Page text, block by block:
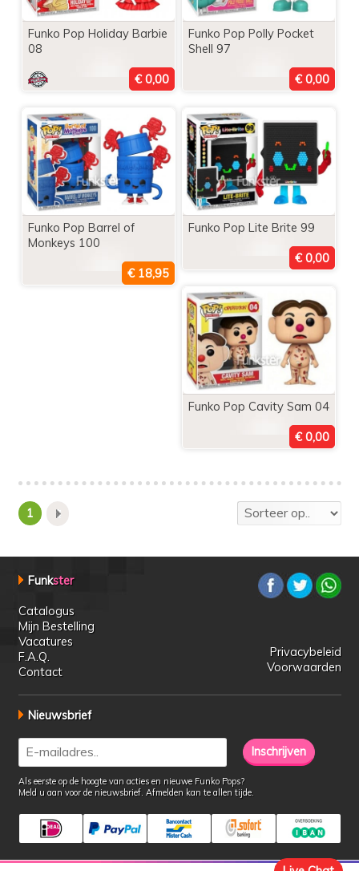
Funko Pop Holiday Barbie
08
Funko Pop Polly Pocket
Shell 97
Funko Pop Barrel of
Monkeys 100
Funko Pop Lite Brite 99
Funko Pop Cavity Sam 04
1
Funkster
Catalogus
Mijn Bestelling
Vacatures
F.A.Q.
Contact
Privacybeleid
Voorwaarden
Nieuwsbrief
Als eerste op de hoogte van acties en nieuwe Funko Pops?
Meld u aan voor de nieuwsbrief. Afmelden kan te allen tijde.